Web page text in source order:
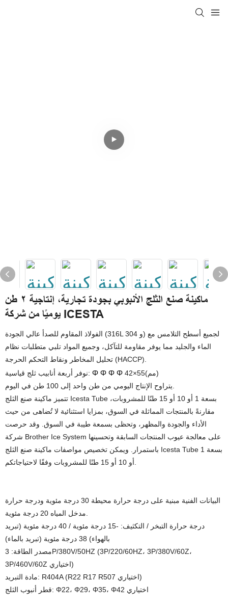
ماكينة صنع الثلج الأنبوبي بجودة تجارية، إنتاجية ٢ طن
يوميًا من شركة ICESTA
الفولاذ المقاوم للصدأ عالي الجودة (316L و 304) لجميع أسطح التلامس مع
الماء والجليد مما يوفر مقاومة للتآكل، وجميع المواد تلبي متطلبات نظام
تحليل المخاطر ونقاط التحكم الحرجة (HACCP).
نوفر أربعة أنابيب ثلج قياسية: Φ Φ Φ Φ
42×55(مم)
تتميز ماكينة صنع الثلج Icesta Tube بسعة 1 أو 10 أو 15 طنًا للمشروبات،
مقارنةً بالمنتجات المماثلة في السوق، بمزايا استثنائية لا تُضاهى من حيث
الأداء والجودة والمظهر، وتحظى بسمعة طيبة في السوق. وقد حرصت
شركة Brother Ice System على معالجة عيوب المنتجات السابقة وتحسينها
باستمرار. ويمكن تخصيص مواصفات ماكينة صنع الثلج Icesta Tube بسعة 1
البيانات الفنية مبنية على درجة حرارة محيطة 30 درجة مئوية ودرجة حرارة
درجة حرارة التبخر / التكثيف: -15 درجة مئوية / 40 درجة مئوية (تبريد
بالهواء) 38 درجة مئوية (تبريد بالماء)
مصدر الطاقة: 3P/380V/50HZ (3P/220/60HZ، 3P/380V/60Z،
3P/460V/60Z اختياري)
مادة التبريد: R404A (R22 R17 R507 اختياري)
قطر أنبوب الثلج: Φ22، Φ29، Φ35، Φ42 اختياري